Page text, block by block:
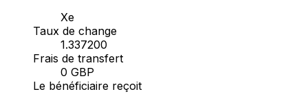
Xe
Taux de change
1.337200
Frais de transfert
0 GBP
Le bénéficiaire reçoit